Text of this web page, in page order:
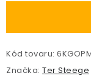
Kód tovaru:
Značka: Ter Steege